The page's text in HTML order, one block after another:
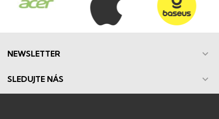
NEWSLETTER 
SLEDUJTE NÁS 